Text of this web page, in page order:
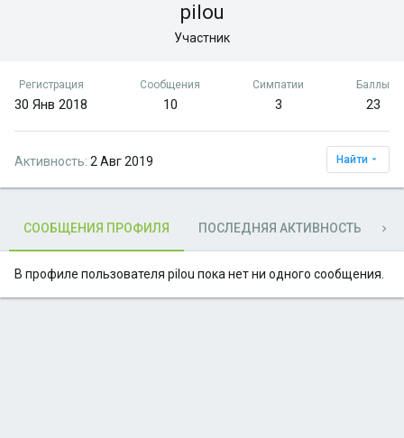
pilou
Участник
Регистрация
30 Янв 2018
Сообщения
10
Симпатии
3
Баллы
23
Активность 2 Авг 2019 Найти
СООБЩЕНИЯ ПРОФИЛЯ ПОСЛЕДНЯЯ АКТИВНОСТЬ
В профиле пользователя pilou пока нет ни одного сообщения.